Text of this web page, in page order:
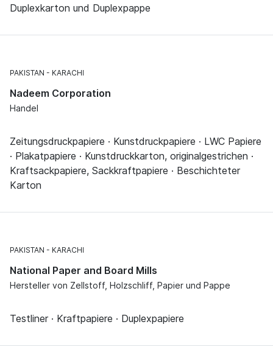
Duplexkarton und Duplexpappe
PAKISTAN KARACHI
Nadeem Corporation
Handel
Zeitungsdruckpapiere · Kunstdruckpapiere · LWC Papiere
· Plakatpapiere · Kunstdruckkarton, originalgestrichen ·
Kraftsackpapiere, Sackkraftpapiere · Beschichteter
Karton
PAKISTAN KARACHI
National Paper and Board Mills
Hersteller von Zellstoff, Holzschliff, Papier und Pappe
Testliner · Kraftpapiere · Duplexpapiere